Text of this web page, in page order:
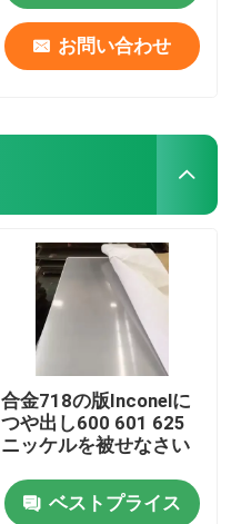
お問い合わせ
合金718の版Inconelに
つや出し600 601 625
ニッケルを被せなさい
ベストプライス